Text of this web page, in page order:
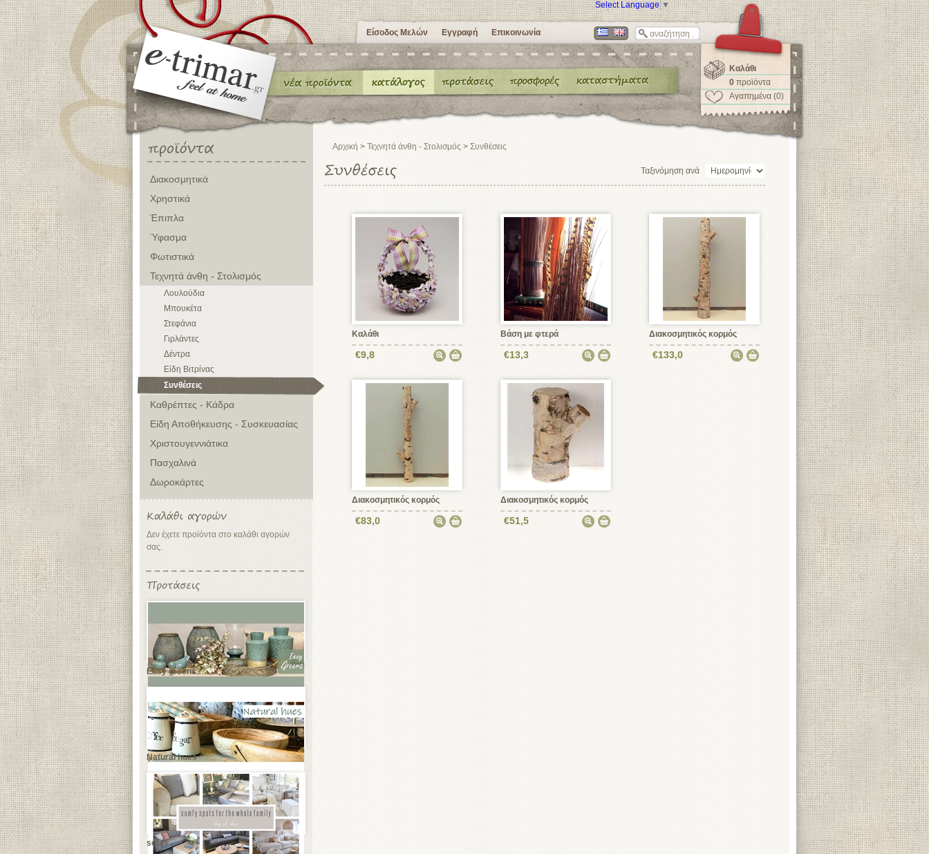
Select Language ▼
Είσοδος Μελών Εγγραφή Επικοινωνία
Καλάθι
0 προϊόντα
Αγαπημένα (0)
Διακοσμητικά
Χρηστικά
Έπιπλα
Ύφασμα
Φωτιστικά
Τεχνητά άνθη - Στολισμός
Λουλούδια
Μπουκέτα
Στεφάνια
Γιρλάντες
Δέντρα
Είδη Βιτρίνας
Συνθέσεις
Καθρέπτες - Κάδρα
Είδη Αποθήκευσης - Συσκευασίας
Χριστουγεννιάτικα
Πασχαλινά
Δωροκάρτες
Δεν έχετε προϊόντα στο καλάθι αγορών
σας.
Easy greens
Natural hues
sofas
Αρχική > Τεχνητά άνθη - Στολισμός > Συνθέσεις
Ταξινόμηση ανά
Καλάθι
€9,8
Βάση με φτερά
€13,3
Διακοσμητικός κορμός
€133,0
Διακοσμητικός κορμός
€83,0
Διακοσμητικός κορμός
€51,5